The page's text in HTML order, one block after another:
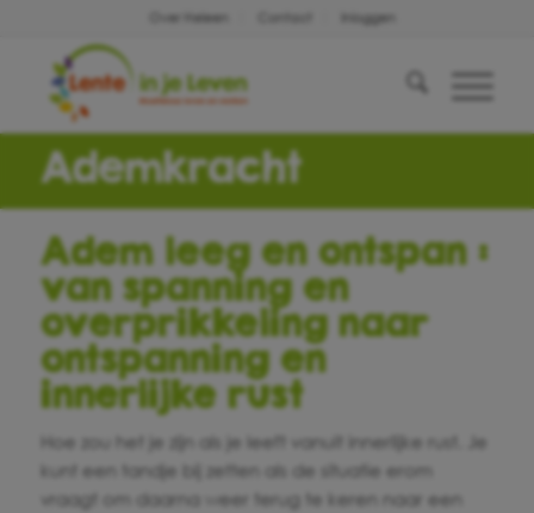
Over Heleen Inloggen
Ademkracht
Adem leeg en ontspan :
van spanning en
overprikkeling naar
ontspanning en
innerlijke rust
Hoe zou het je zijn als je leeft vanuit innerlijke rust. Je
kunt een tandje bij zetten als de situatie erom
vraagt om daarna weer terug te keren naar een